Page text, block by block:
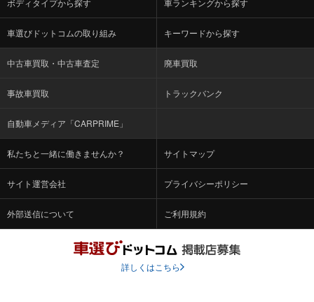
ボディタイプから探す 車ランキングから探す
車選びドットコムの取り組み キーワードから探す
中古車買取・中古車査定 廃車買取
事故車買取 トラックバンク
自動車メディア「CARPRIME」
私たちと一緒に働きませんか？ サイトマップ
サイト運営会社 プライバシーポリシー
外部送信について ご利用規約
詳しくはこちら